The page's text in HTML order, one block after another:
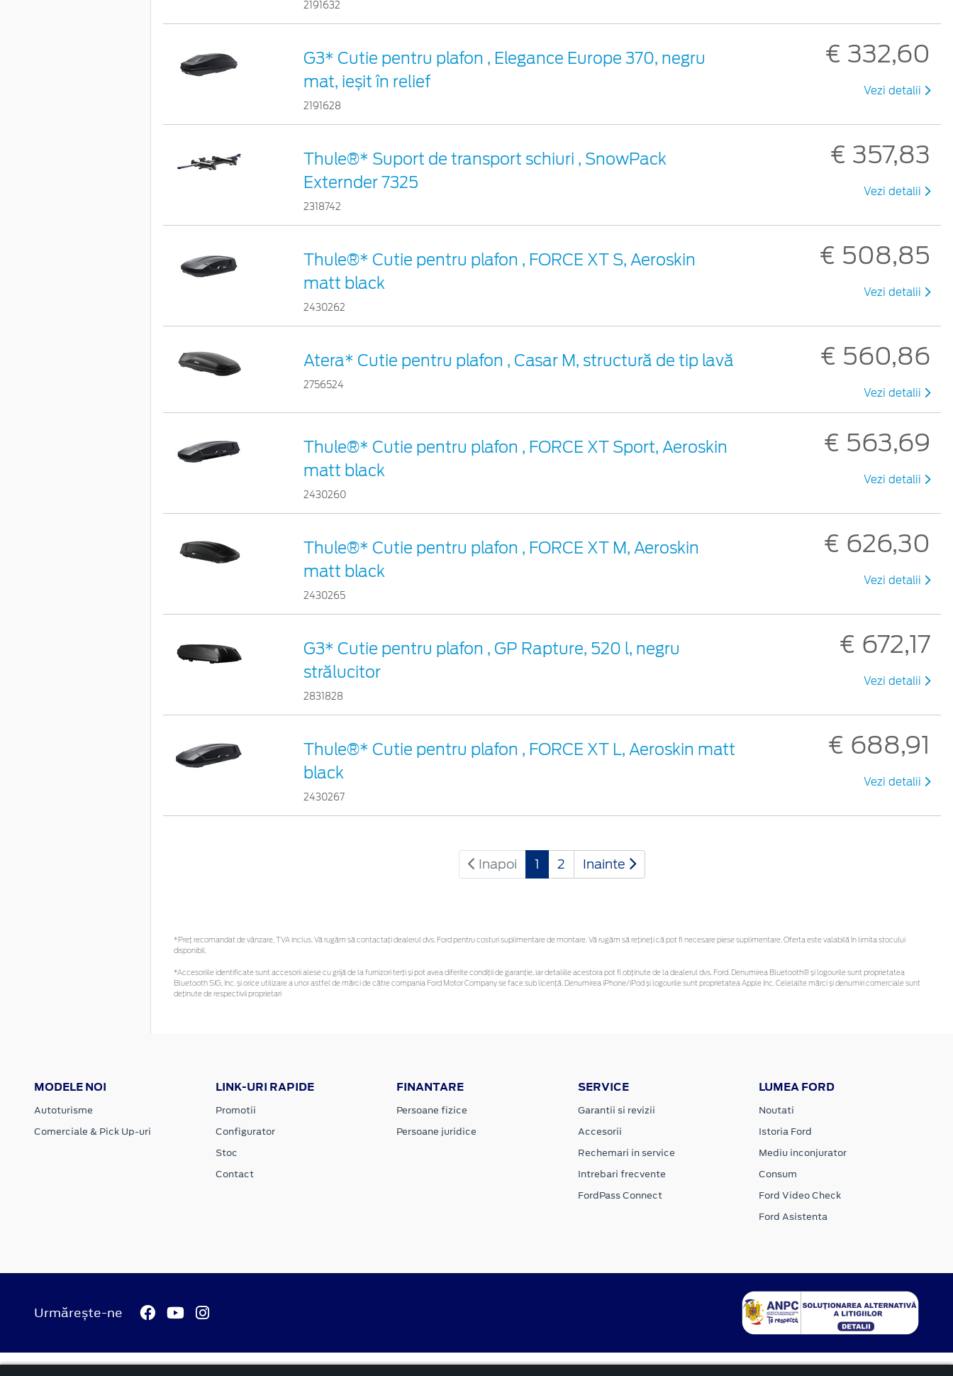
2191632
G3* Cutie pentru plafon , Elegance Europe 370, negru
mat, ieșit în relief
2191628
€ 332,60
Vezi detalii
Thule®* Suport de transport schiuri , SnowPack
Externder 7325
2318742
€ 357,83
Vezi detalii
Thule®* Cutie pentru plafon , FORCE XT S, Aeroskin
matt black
2430262
€ 508,85
Vezi detalii
Atera* Cutie pentru plafon , Casar M, structură de tip lavă
2756524
€ 560,86
Vezi detalii
Thule®* Cutie pentru plafon , FORCE XT Sport, Aeroskin
matt black
2430260
€ 563,69
Vezi detalii
Thule®* Cutie pentru plafon , FORCE XT M, Aeroskin
matt black
2430265
€ 626,30
Vezi detalii
G3* Cutie pentru plafon , GP Rapture, 520 l, negru
strălucitor
2831828
€ 672,17
Vezi detalii
Thule®* Cutie pentru plafon , FORCE XT L, Aeroskin matt
black
2430267
€ 688,91
Vezi detalii
Inapoi 1 2 Inainte
*Preţ recomandat de vânzare, TVA inclus. Vă rugăm să contactaţi dealerul dvs. Ford pentru costuri suplimentare de montare. Vă rugăm să rețineți că pot fi necesare piese suplimentare. Oferta este valabilă în limita stocului
disponibil.
*Accesoriile identificate sunt accesorii alese cu grijă de la furnizori terți și pot avea diferite condiții de garanție, iar detaliile acestora pot fi obținute de la dealerul dvs. Ford. Denumirea Bluetooth® și logourile sunt proprietatea
Bluetooth SIG, Inc. și orice utilizare a unor astfel de mărci de către compania Ford Motor Company se face sub licență. Denumirea iPhone/iPod și logourile sunt proprietatea Apple Inc. Celelalte mărci și denumiri comerciale sunt
deținute de respectivii proprietari
MODELE NOI
Autoturisme
Comerciale & Pick Up-uri
LINK-URI RAPIDE
Promotii
Configurator
Stoc
Contact
FINANTARE
Persoane fizice
Persoane juridice
SERVICE
Garantii si revizii
Accesorii
Rechemari in service
Intrebari frecvente
FordPass Connect
LUMEA FORD
Noutati
Istoria Ford
Mediu inconjurator
Consum
Ford Video Check
Ford Asistenta
Urmărește-ne